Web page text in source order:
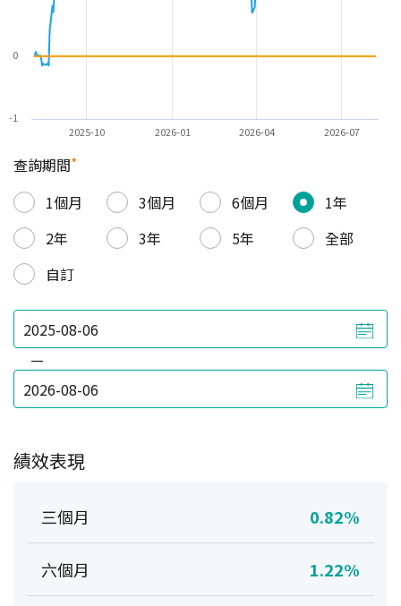
2025-10 2026-01 2026-04 2026-07
-1
0
查詢期間*
1個月
3個月 6個月
1年
2年
3年 5年
全部
自訂
—
績效表現
三個月 0.82%
六個月 1.22%